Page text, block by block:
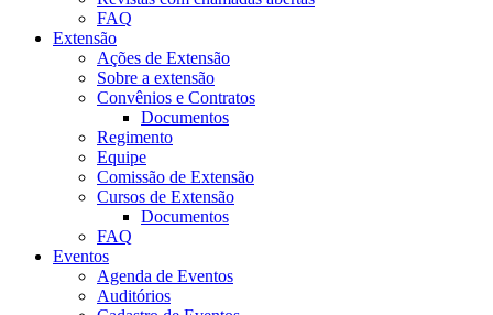
FAQ
Extensão
Ações de Extensão
Sobre a extensão
Convênios e Contratos
Documentos
Regimento
Equipe
Comissão de Extensão
Cursos de Extensão
Documentos
FAQ
Eventos
Agenda de Eventos
Auditórios